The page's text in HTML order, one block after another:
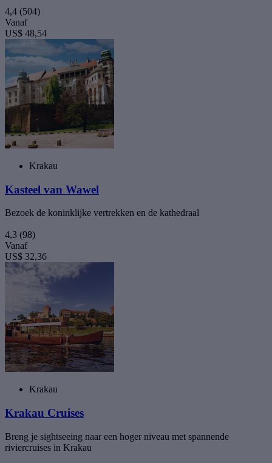
4,4 (504)
Vanaf
US$ 48,54
Krakau
Kasteel van Wawel
Bezoek de koninklijke vertrekken en de kathedraal
4,3 (98)
Vanaf
US$ 32,36
Krakau
Krakau Cruises
Breng je sightseeing naar een hoger niveau met spannende
riviercruises in Krakau